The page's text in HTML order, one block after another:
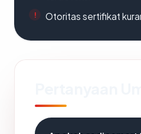
Otoritas sertifikat